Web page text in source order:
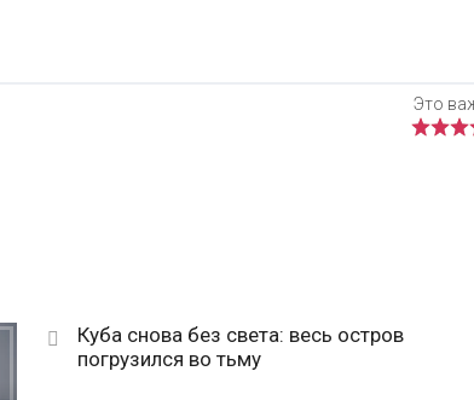
Куба снова без света: весь остров
погрузился во тьму